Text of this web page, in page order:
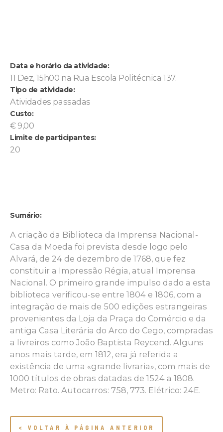
Data e horário da atividade:
11 Dez, 15h00 na Rua Escola Politécnica 137.
Tipo de atividade:
Atividades passadas
Custo:
€ 9,00
Limite de participantes:
20
Sumário:
A criação da Biblioteca da Imprensa Nacional-
Casa da Moeda foi prevista desde logo pelo
Alvará, de 24 de dezembro de 1768, que fez
constituir a Impressão Régia, atual Imprensa
Nacional. O primeiro grande impulso dado a esta
biblioteca verificou-se entre 1804 e 1806, com a
integração de mais de 500 edições estrangeiras
provenientes da Loja da Praça do Comércio e da
antiga Casa Literária do Arco do Cego, compradas
a livreiros como João Baptista Reycend. Alguns
anos mais tarde, em 1812, era já referida a
existência de uma «grande livraria», com mais de
1000 títulos de obras datadas de 1524 a 1808.
Metro: Rato. Autocarros: 758, 773. Elétrico: 24E.
< VOLTAR À PÁGINA ANTERIOR